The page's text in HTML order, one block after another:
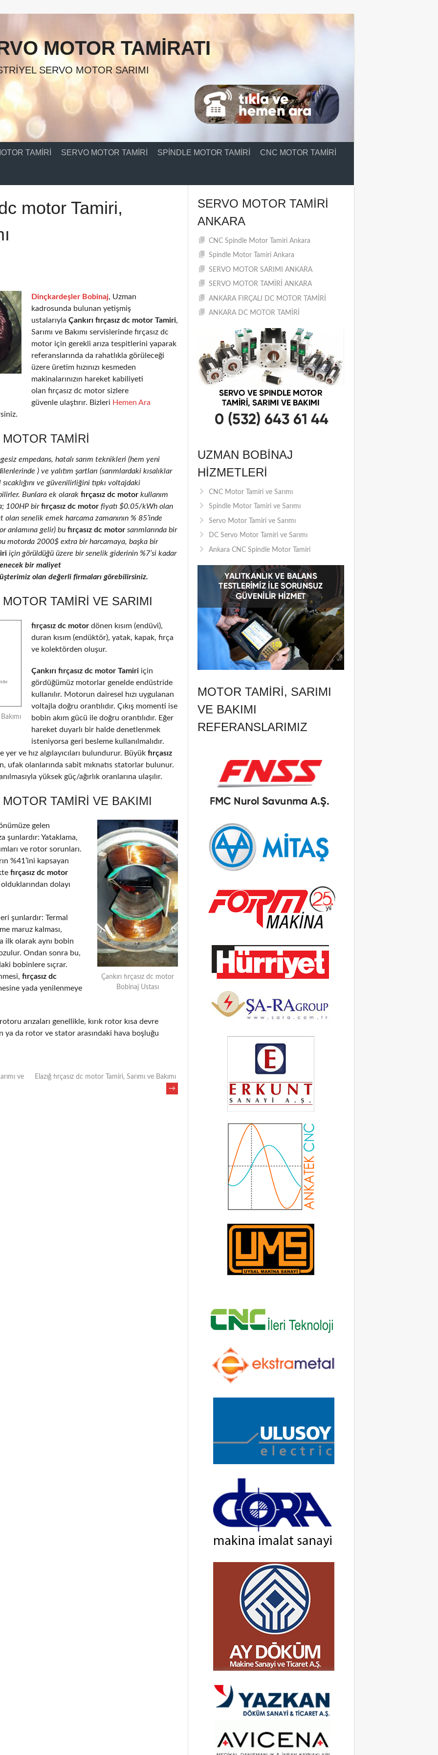
MOTOR TAMIRATI
SERVO MOTOR SARIMI
TAMIRI SERVO MOTOR TAMIRI SPINDLE MOTOR TAMIRI CNC MOTOR TAMIRI
motor Tamiri,
Dinçkardeşler Bobinaj, Uzman
kadrosunda bulunan yetişmiş
ustalarıyla Çankırı fırçasız dc motor Tamiri,
Sarımı ve Bakımı servislerinde fırçasız dc
motor için gerekli arıza tespitlerini yaparak
referanslarında da rahatlıkla görüleceği
üzere üretim hızınızı kesmeden
makinalarınızın hareket kabiliyeti
olan fırçasız dc motor sizlere
güvenle ulaştırır. Bizleri Hemen Ara
TAMIRI
empedans, hatalı sarım teknikleri (hem yeni
) ve yalıtım şartları (sarımlardaki kısalıklar
ve güvenilirliğini tıpkı voltajdaki
Bunlara ek olarak fırçasız dc motor kullanım
100HP birfırçasız dc motor fiyatı $0.05/kWh olan
senelik emek harcama zamanının % 85’inde
anlamına gelir) bu fırçasız dc motor sarımlarında bir
motorda 2000$ extra bir harcamaya, başka bir
için görüldüğü üzere bir senelik giderinin %7’si kadar
bir maliyet
olan değerli firmaları görebilirsiniz.
TAMIRI VE SARIMI
fırçasız dc motor dönen kısım (endüvi),
duran kısım (endüktör), yatak, kapak, fırça
ve kolektörden oluşur.
Çankırı fırçasız dc motor Tamiri için
gördüğümüz motorlar genelde endüstride
kullanılır. Motorun dairesel hızı uygulanan
voltajla doğru orantılıdır. Çıkış momenti ise
bobin akım gücü ile doğru orantılıdır. Eğer
hareket duyarlı bir halde denetlenmek
isteniyorsa geri besleme kullanılmalıdır.
ve hız algılayıcıları bulundurur. Büyük fırçasız
ufak olanlarında sabit mıknatıs statorlar bulunur.
yüksek güç/ağırlık oranlarına ulaşılır.
TAMIRI VE BAKIMI
Çankırı fırçasız dc motor
Bobinaj Ustası
gelen
şunlardır: Yataklama,
ve rotor sorunları.
%41’ini kapsayan
fırçasız dc motor
dolayı
şunlardır: Termal
maruz kalması,
ilk olarak aynı bobin
Ondan sonra bu,
bobinlere sıçrar.
fırçasız dc
yada yenilenmeye
rotoru arızaları genellikle, kırık rotor kısa devre
ya da rotor ve stator arasındaki hava boşluğu
ve
Elazığ fırçasız dc motor Tamiri, Sarımı ve Bakımı
→
SERVO MOTOR TAMIRI
ANKARA
CNC Spindle Motor Tamiri Ankara
Spindle Motor Tamiri Ankara
SERVO MOTOR SARIMI ANKARA
SERVO MOTOR TAMİRİ ANKARA
ANKARA FIRÇALI DC MOTOR TAMİRİ
ANKARA DC MOTOR TAMİRİ
UZMAN BOBINAJ
HIZMETLERI
CNC Motor Tamiri ve Sarımı
Spindle Motor Tamiri ve Sarımı
Servo Motor Tamiri ve Sarımı
DC Servo Motor Tamiri ve Sarımı
Ankara CNC Spindle Motor Tamiri
MOTOR TAMIRI, SARIMI
VE BAKIMI
REFERANSLARIMIZ